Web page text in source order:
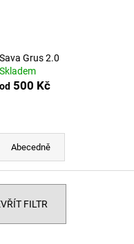
Sava Grus 2.0
Skladem
od500 Kč
Abecedně
FILTR